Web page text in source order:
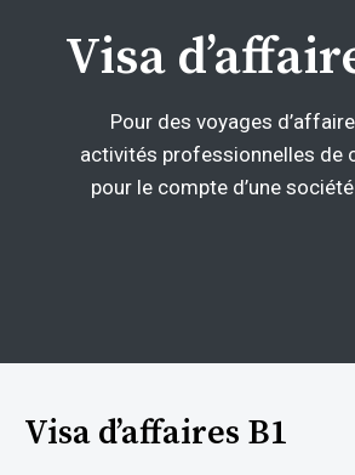
Visa
Pour des voyages
activités professionnelles de
pour le compte d’une
Visa d’affaires B1